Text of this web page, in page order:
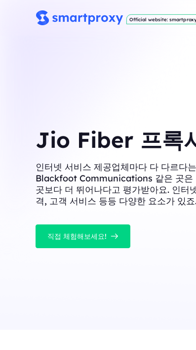
Official website:
Jio Fiber 프록
인터넷 서비스 제공업체마다 다 다르다
Blackfoot Communications 같은 곳은
곳보다 더 뛰어나다고 평가받아요. 인터
격, 고객 서비스 등등 다양한 요소가 있
직접 체험해보세요!